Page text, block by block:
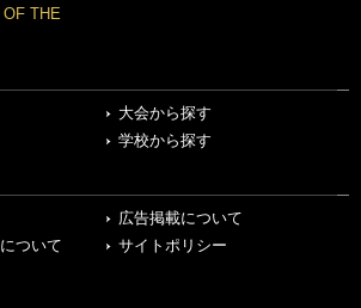
OF THE
大会から探す
学校から探す
広告掲載について
ついて
サイトポリシー